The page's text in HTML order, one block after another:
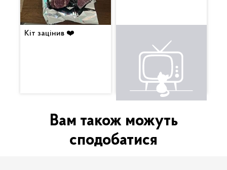
Кіт зацінив ❤️
Вкусняха. Будемо
смакувати з вином 😍
Вам також можуть
сподобатися